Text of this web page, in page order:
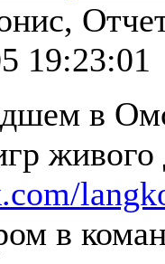
19:23:01
в
в